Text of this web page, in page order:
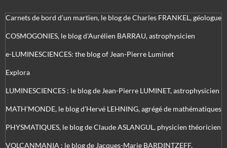
Carnets de bord d’un martien, le blog de Charles FRANKEL, géologue
COSMOGONIES, le blog d'Aurélien BARRAU, astrophysicien
e-LUMINESCIENCES: the blog of Jean-Pierre Luminet
Explora
LUMINESCIENCES : le blog de Jean-Pierre LUMINET, astrophysicien
MATH'MONDE, le blog d'Hervé LEHNING, agrégé de mathématiques
PHYSMATIQUES, le blog de Claude ASLANGUL, physicien théoricien
VOLCANMANIA : le blog de Jacques-Marie BARDINTZEFF,